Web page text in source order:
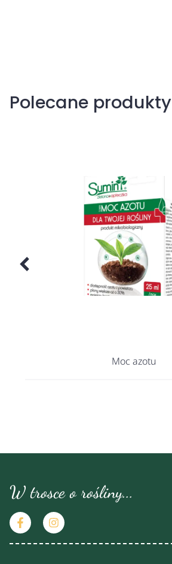
Polecane produkty
Moc azotu
W trosce o rośliny...